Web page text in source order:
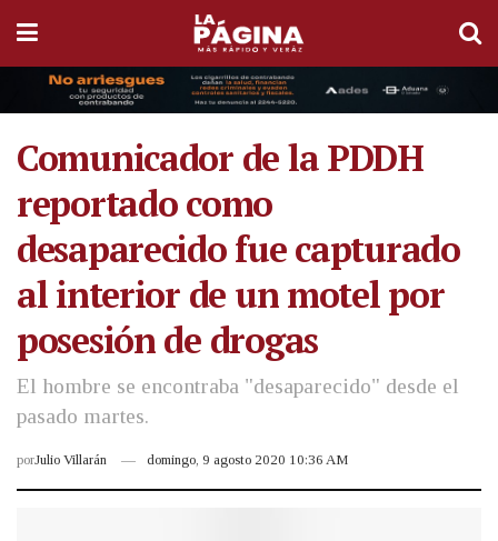
Comunicador de la PDDH
reportado como
desaparecido fue capturado
al interior de un motel por
posesión de drogas
El hombre se encontraba "desaparecido" desde el
pasado martes.
porJulio Villarán domingo, 9 agosto 2020 10:36 AM